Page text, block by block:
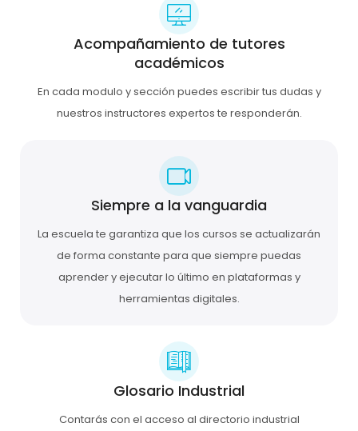
Acompañamiento de tutores
académicos
En cada modulo y sección puedes escribir tus dudas y
nuestros instructores expertos te responderán.
Siempre a la vanguardia
La escuela te garantiza que los cursos se actualizarán
de forma constante para que siempre puedas
aprender y ejecutar lo último en plataformas y
herramientas digitales.
Glosario Industrial
Contarás con el acceso al directorio industrial